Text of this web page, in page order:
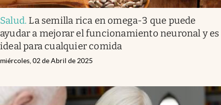
Salud. La semilla rica en omega-3 que puede
ayudar a mejorar el funcionamiento neuronal y es
ideal para cualquier comida
miércoles, 02 de Abril de 2025